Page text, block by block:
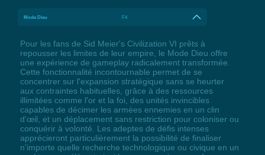
Mode Dieu F4
Pour les fans de Sid Meier's Civilization VI prêts à
repousser les limites de leur empire, le Mode Dieu offre
une expérience de gameplay radicalement transformée.
Cette fonctionnalité incontournable permet de se
concentrer sur l'expansion stratégique sans se heurter
aux contraintes habituelles, grâce à des ressources
illimitées comme l'or et la foi, des unités invincibles
capables de décimer les armées ennemies en un clin
d'œil, et un déplacement sans restriction pour coloniser ou
conquérir à volonté. Les adeptes de défis intenses
apprécieront particulièrement la possibilité de finaliser
n'importe quelle recherche technologique ou civique en un